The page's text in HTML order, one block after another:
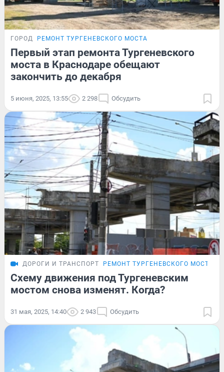
ГОРОД РЕМОНТ ТУРГЕНЕВСКОГО МОСТА
Первый этап ремонта Тургеневского
моста в Краснодаре обещают
закончить до декабря
5 июня, 2025, 13:55 2 298 Обсудить
ДОРОГИ И ТРАНСПОРТ РЕМОНТ ТУРГЕНЕВСКОГО МОСТА
Схему движения под Тургеневским
мостом снова изменят. Когда?
31 мая, 2025, 14:40 2 943 Обсудить